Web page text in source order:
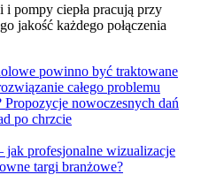
pompy ciepła pracują przy
jakość każdego połączenia
powinno być traktowane
całego problemu
nowoczesnych dań
po chrzcie
profesjonalne wizualizacje
targi branżowe?